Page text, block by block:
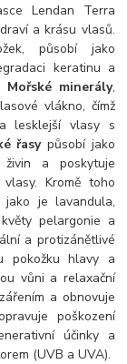
Lendan Terra
a krásu vlasů.
působí jako
keratinu a
Mořské minerály,
vlákno, čímž
lesklejší vlasy s
řasypůsobí jako
a poskytuje
Kromě toho
jako je lavandula,
pelargonie a
a protizánětlivé
pokožku hlavy a
vůni a relaxační
a obnovuje
poškození
účinky a
(UVB a UVA).